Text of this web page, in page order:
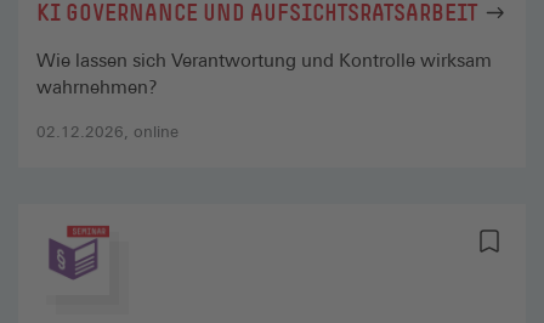
KI GOVERNANCE UND AUFSICHTSRATSARBEIT
02.12.2026, online
Wie lassen sich Verantwortung und Kontrolle wirksam
wahrnehmen?